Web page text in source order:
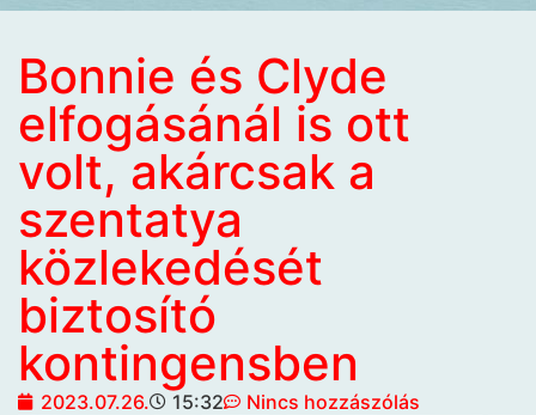
Bonnie és Clyde
elfogásánál is ott
volt, akárcsak a
szentatya
közlekedését
biztosító
kontingensben
2023.07.26. 15:32 Nincs hozzászólás